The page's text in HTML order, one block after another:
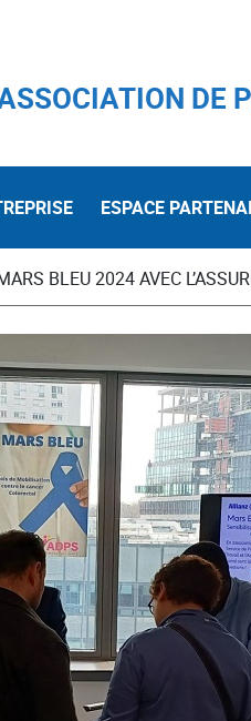
DE
ESPACE
BLEU 2024 AVEC